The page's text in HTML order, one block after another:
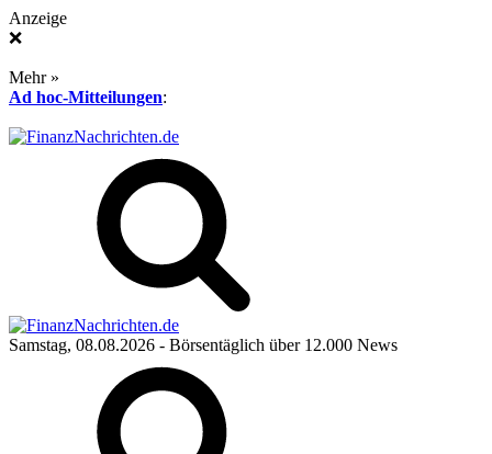
Anzeige
❌
Mehr »
Ad hoc-Mitteilungen:
Samstag, 08.08.2026 - Börsentäglich über 12.000 News